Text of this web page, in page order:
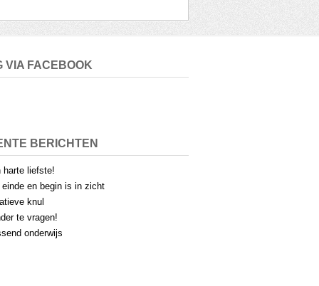
VIA FACEBOOK
BERICHTEN
harte liefste!
einde en begin is in zicht
knul
te vragen!
onderwijs